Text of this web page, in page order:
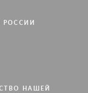
РОССИИ
НАШЕЙ